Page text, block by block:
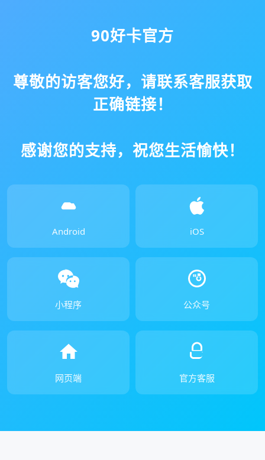
90好卡官方
尊敬的访客您好，请联系客服获取
正确链接！
感谢您的支持，祝您生活愉快！
Android iOS
小程序 公众号
网页端 官方客服